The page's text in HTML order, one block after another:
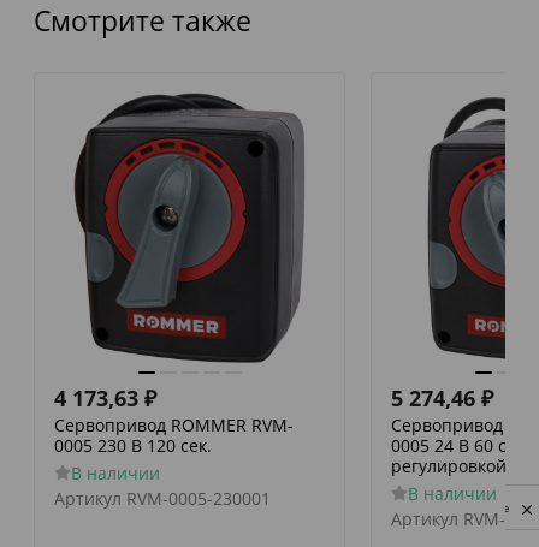
Смотрите также
4 173,63 ₽
Сервопривод ROMMER RVM-
0005 230 В 120 сек.
В наличии
Артикул RVM-0005-230001
5 274,46 ₽
Сервопривод
0005 24 В 60
регулировкой по
В наличии
Артикул RVM-
Privacy notice